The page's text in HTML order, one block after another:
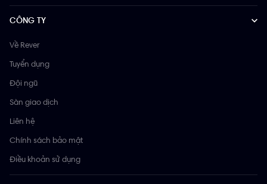
CÔNG TY
Về Rever
Tuyển dụng
Đội ngũ
Sàn giao dịch
Liên hệ
Chính sách bảo mật
Điều khoản sử dụng